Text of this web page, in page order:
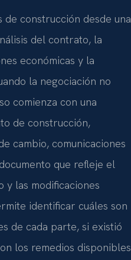
de construcción desde una
del contrato, la
económicas y la
la negociación no
comienza con una
de construcción,
cambio, comunicaciones
que refleje el
las modificaciones
identificar cuáles son
de cada parte, si existió
los remedios disponibles